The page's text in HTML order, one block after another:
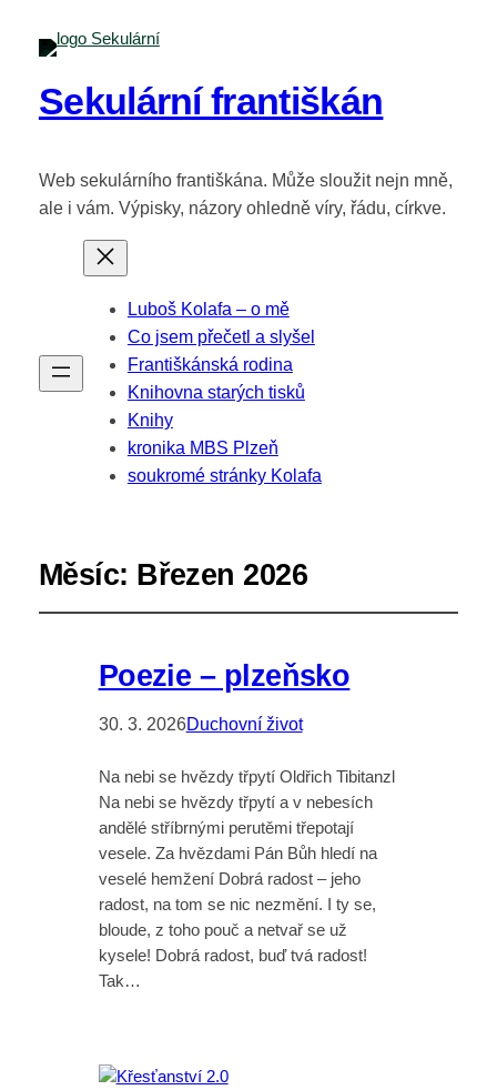
Sekulární františkán
Web sekulárního františkána. Může sloužit nejn mně,
ale i vám. Výpisky, názory ohledně víry, řádu, církve.
Luboš Kolafa – o mě
Co jsem přečetl a slyšel
Františkánská rodina
Knihovna starých tisků
Knihy
kronika MBS Plzeň
soukromé stránky Kolafa
Měsíc: Březen 2026
Poezie – plzeňsko
30. 3. 2026Duchovní život
Na nebi se hvězdy třpytí Oldřich Tibitanzl
Na nebi se hvězdy třpytí a v nebesích
andělé stříbrnými perutěmi třepotají
vesele. Za hvězdami Pán Bůh hledí na
veselé hemžení Dobrá radost – jeho
radost, na tom se nic nezmění. I ty se,
bloude, z toho pouč a netvař se už
kysele! Dobrá radost, buď tvá radost!
Tak…